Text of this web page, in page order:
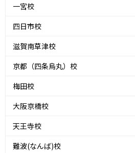
一宮校
四日市校
滋賀南草津校
京都（四条烏丸）校
梅田校
大阪京橋校
天王寺校
難波(なんば)校